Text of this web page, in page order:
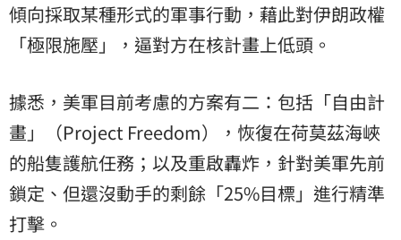
傾向採取某種形式的軍事行動，藉此對伊朗政權
「極限施壓」，逼對方在核計畫上低頭。
據悉，美軍目前考慮的方案有二：包括「自由計
畫」（Project Freedom），恢復在荷莫茲海峽
的船隻護航任務；以及重啟轟炸，針對美軍先前
鎖定、但還沒動手的剩餘「25%目標」進行精準
打擊。